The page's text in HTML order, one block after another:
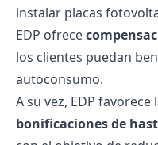
instalar placas
EDP ofrece
los clientes puedan
autoconsumo.
A su vez, EDP
bonificaciones de